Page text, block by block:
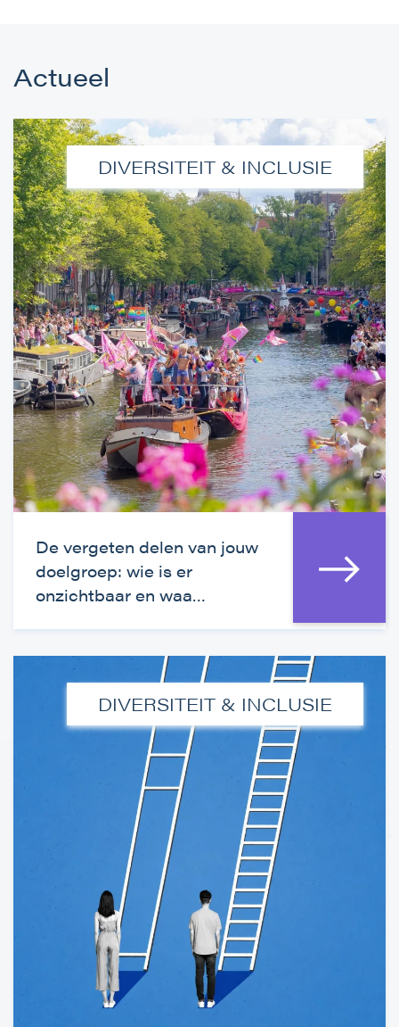
Actueel
De vergeten delen van jouw
doelgroep: wie is er
onzichtbaar en waa…
DIVERSITEIT & INCLUSIE
DIVERSITEIT & INCLUSIE